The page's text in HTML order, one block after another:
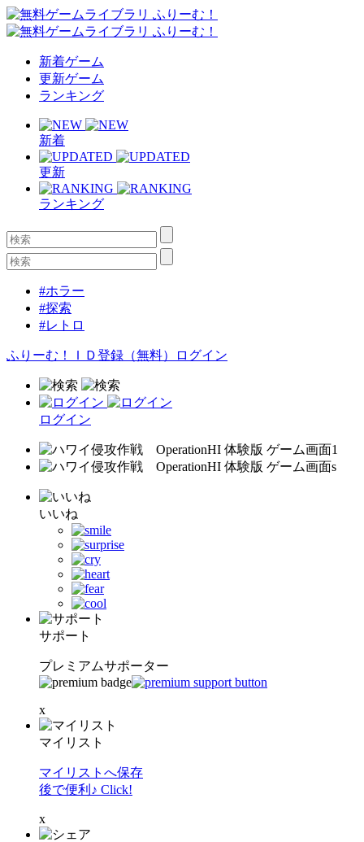
新着ゲーム
更新ゲーム
ランキング
新着
更新
ランキング
#ホラー
#探索
#レトロ
ふりーむ！ＩＤ登録（無料） ログイン
ログイン
いいね
サポート
プレミアムサポーター
x
マイリスト
マイリストへ保存
後で便利♪ Click!
x